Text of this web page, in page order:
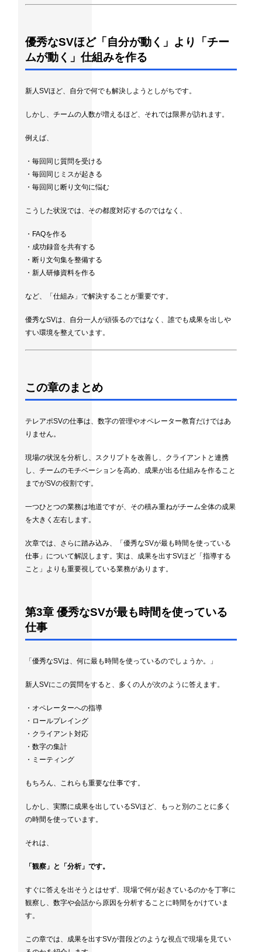
優秀なSVほど「自分が動く」より「チー
ムが動く」仕組みを作る
新人SVほど、自分で何でも解決しようとしがちです。
しかし、チームの人数が増えるほど、それでは限界が訪れます。
例えば、
・毎回同じ質問を受ける
・毎回同じミスが起きる
・毎回同じ断り文句に悩む
こうした状況では、その都度対応するのではなく、
・FAQを作る
・成功録音を共有する
・断り文句集を整備する
・新人研修資料を作る
など、「仕組み」で解決することが重要です。
優秀なSVは、自分一人が頑張るのではなく、誰でも成果を出しや
すい環境を整えています。
この章のまとめ
テレアポSVの仕事は、数字の管理やオペレーター教育だけではあ
りません。
現場の状況を分析し、スクリプトを改善し、クライアントと連携
し、チームのモチベーションを高め、成果が出る仕組みを作ること
までがSVの役割です。
一つひとつの業務は地道ですが、その積み重ねがチーム全体の成果
を大きく左右します。
次章では、さらに踏み込み、「優秀なSVが最も時間を使っている
仕事」について解説します。実は、成果を出すSVほど「指導する
こと」よりも重要視している業務があります。
第3章 優秀なSVが最も時間を使っている
仕事
「優秀なSVは、何に最も時間を使っているのでしょうか。」
新人SVにこの質問をすると、多くの人が次のように答えます。
・オペレーターへの指導
・ロールプレイング
・クライアント対応
・数字の集計
・ミーティング
もちろん、これらも重要な仕事です。
しかし、実際に成果を出しているSVほど、もっと別のことに多く
の時間を使っています。
それは、
「観察」と「分析」です。
すぐに答えを出そうとはせず、現場で何が起きているのかを丁寧に
観察し、数字や会話から原因を分析することに時間をかけていま
す。
この章では、成果を出すSVが普段どのような視点で現場を見てい